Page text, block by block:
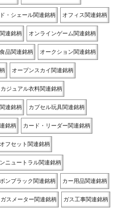
・シェール関連銘柄 オフィス関連銘柄
連銘柄 オンラインゲーム関連銘柄
品関連銘柄 オークション関連銘柄
オープンスカイ関連銘柄
カジュアル衣料関連銘柄
連銘柄 カプセル玩具関連銘柄
銘柄 カード・リーダー関連銘柄
フセット関連銘柄
ニュートラル関連銘柄
ンブラック関連銘柄 カー用品関連銘柄
ガスメーター関連銘柄 ガス工事関連銘柄